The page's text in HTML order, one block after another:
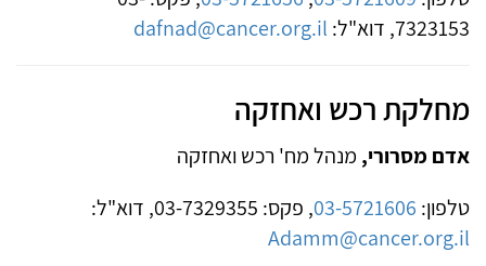
7323153, דוא"ל:
dafnad@cancer.org.il
מחלקת רכש ואחזקה
אדם מסרורי, מנהל מח' רכש ואחזקה
טלפון: 03-5721606, פקס: 03-7329355, דוא"ל:
Adamm@cancer.org.il